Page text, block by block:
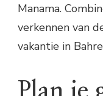
Manama.
verkennen van
vakantie in